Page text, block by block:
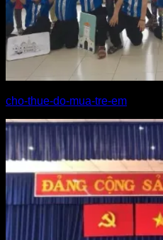
cho-thue-do-mua-tre-em